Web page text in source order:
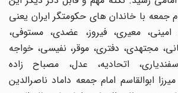
با خاندان های حکومتگر ایران یعنی
معیری، فیروز، عضدی، مستوفی،
مجتهدی، دفتری، موقر، نفیسی، خواجه
اتحادیه، عدل، مصباح زاده
ابوالقاسم امام جمعه داماد ناصرالدین